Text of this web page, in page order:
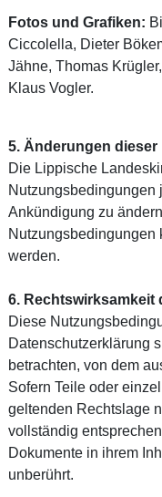
Fotos und Grafiken:
Ciccolella, Dieter
Jähne, Thomas
Klaus Vogler.
5. Änderungen
Die Lippische
Nutzungsbedingungen
Ankündigung zu
Nutzungsbedingungen
werden.
6.
Diese
Datenschutzerklärung
betrachten, von dem
Sofern Teile oder
geltenden Rechtslage
vollständig
Dokumente in ihrem
unberührt.